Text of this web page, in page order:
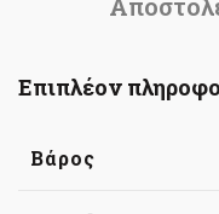
Επιπλέον
Βάρος